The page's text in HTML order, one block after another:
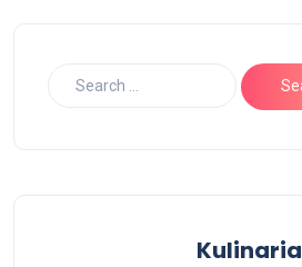
Kulinaria